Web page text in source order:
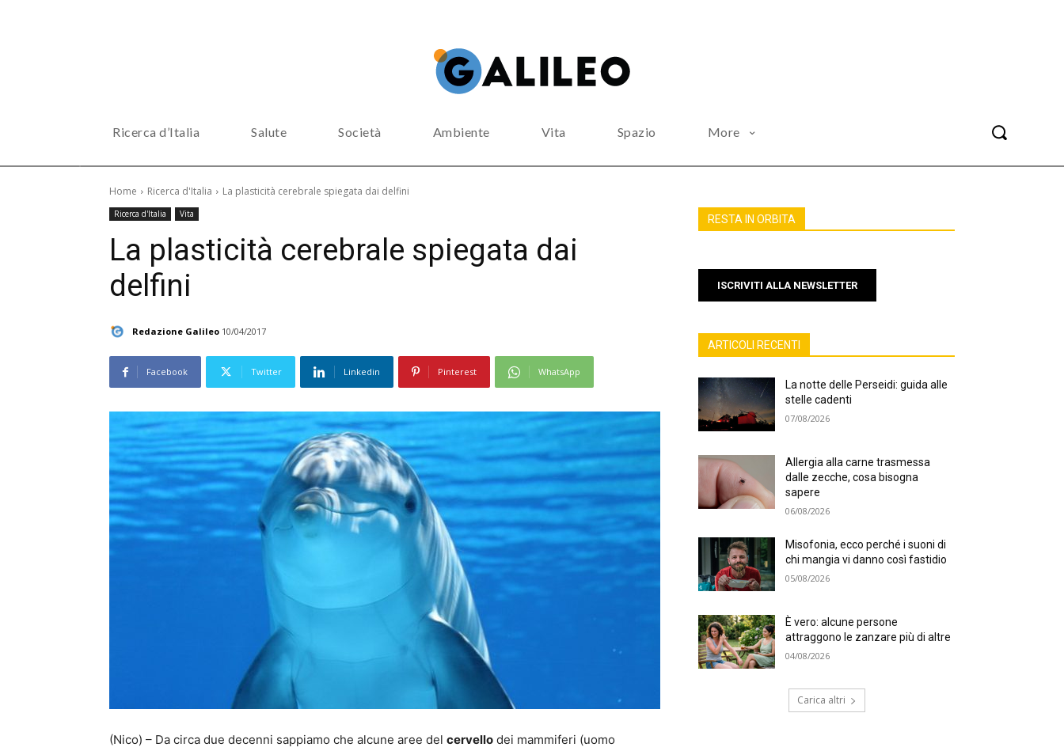
Ricerca d’Italia Salute Società Ambiente Vita Spazio More
Home Ricerca d'Italia La plasticità cerebrale spiegata dai delfini
Ricerca d'Italia Vita
La plasticità cerebrale spiegata dai
delfini
Redazione Galileo 10/04/2017
Facebook Twitter Linkedin Pinterest WhatsApp
(Nico) – Da circa due decenni sappiamo che alcune aree del cervello dei mammiferi (uomo
RESTA IN ORBITA
ISCRIVITI ALLA NEWSLETTER
ARTICOLI RECENTI
La notte delle Perseidi: guida alle
stelle cadenti
07/08/2026
Allergia alla carne trasmessa
dalle zecche, cosa bisogna
sapere
06/08/2026
Misofonia, ecco perché i suoni di
chi mangia vi danno così fastidio
05/08/2026
È vero: alcune persone
attraggono le zanzare più di altre
04/08/2026
Carica altri